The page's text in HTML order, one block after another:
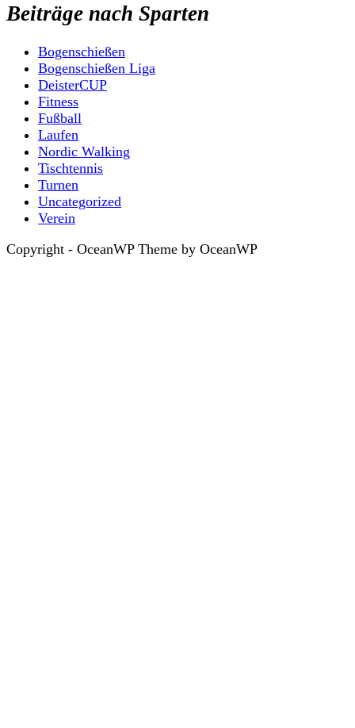
Beiträge nach Sparten
Bogenschießen
Bogenschießen Liga
DeisterCUP
Fitness
Fußball
Laufen
Nordic Walking
Tischtennis
Turnen
Uncategorized
Verein
Copyright - OceanWP Theme by OceanWP